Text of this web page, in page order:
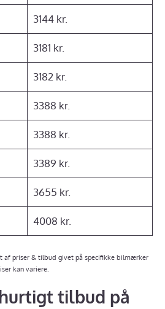
3144 kr.
3181 kr.
3182 kr.
3388 kr.
3388 kr.
3389 kr.
3655 kr.
4008 kr.
af priser & tilbud givet på specifikke bilmærker
kan variere.
tilbud på